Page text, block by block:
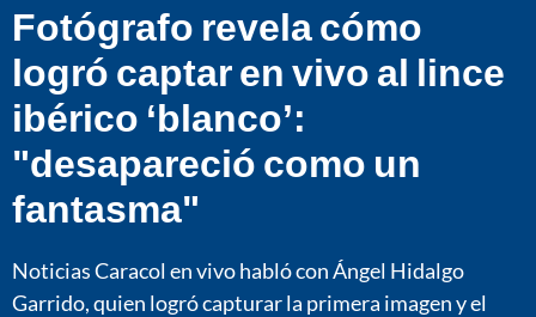
Fotógrafo revela cómo
logró captar en vivo al lince
ibérico ‘blanco’:
"desapareció como un
fantasma"
Noticias Caracol en vivo habló con Ángel Hidalgo
Garrido, quien logró capturar la primera imagen y el